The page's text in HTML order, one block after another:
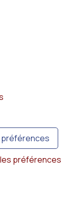
préférences